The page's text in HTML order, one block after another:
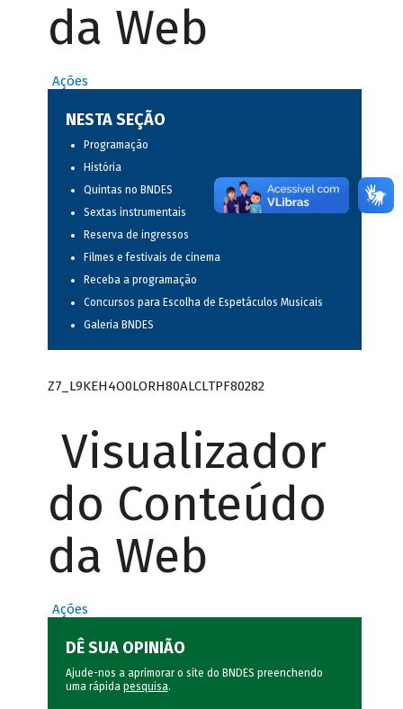
da Web
Ações
NESTA SEÇÃO
Programação
História
Quintas no BNDES
Sextas instrumentais
Reserva de ingressos
Filmes e festivais de cinema
Receba a programação
Concursos para Escolha de Espetáculos Musicais
Galeria BNDES
Z7_L9KEH4O0LORH80ALCLTPF80282
Visualizador
do Conteúdo
da Web
Ações
DÊ SUA OPINIÃO
Ajude-nos a aprimorar o site do BNDES preenchendo
uma rápida pesquisa.